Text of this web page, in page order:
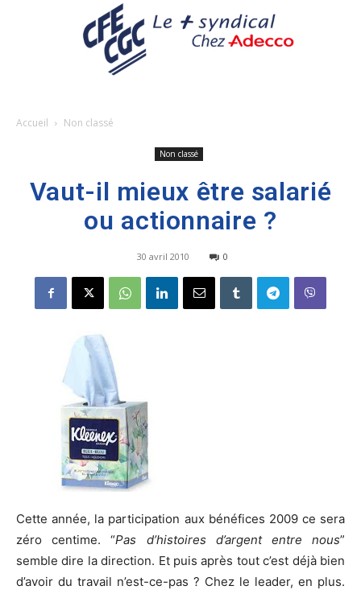
Accueil Non classé
Non classé
Vaut-il mieux être salarié
ou actionnaire ?
30 avril 2010 0
Cette année, la participation aux bénéfices 2009 ce sera
zéro centime. “Pas d’histoires d’argent entre nous”
semble dire la direction. Et puis après tout c’est déjà bien
d’avoir du travail n’est-ce-pas ? Chez le leader, en plus.